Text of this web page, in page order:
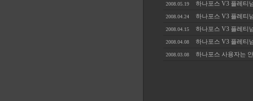
2008.05.19 하나포스 V3 플레티
2008.04.24 하나포스 V3 플레티
2008.04.15 하나포스 V3 플레티
2008.04.08 하나포스 V3 플레티
2008.03.08 하나포스 사용자는